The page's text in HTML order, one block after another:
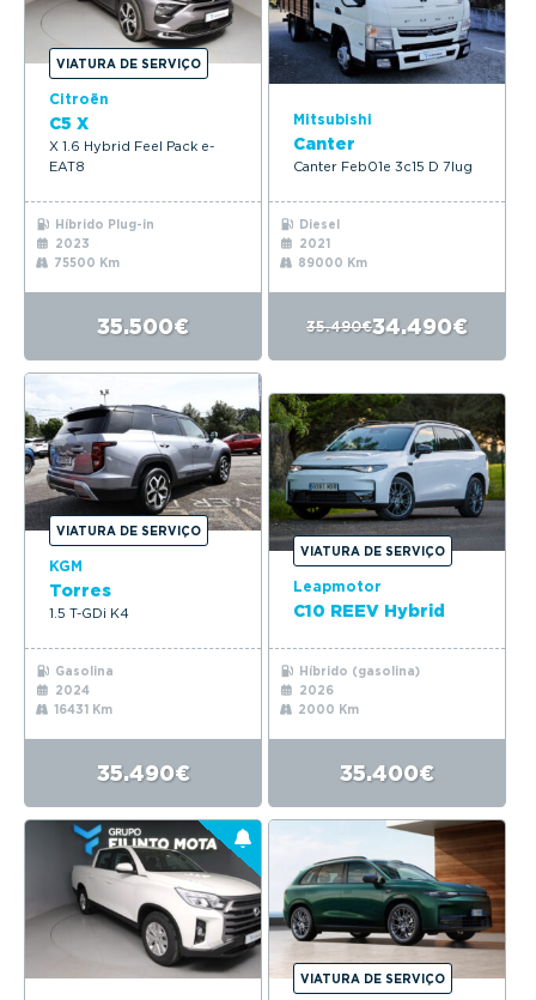
VIATURA DE SERVIÇO
Citroën
C5 X
X 1.6 Hybrid Feel Pack e-
EAT8
Híbrido Plug-in
2023
75500 Km
35.500€
Mitsubishi
Canter
Canter Feb01e 3c15 D 7lug
Diesel
2021
89000 Km
35.490€34.490€
VIATURA DE SERVIÇO
KGM
Torres
1.5 T-GDi K4
Gasolina
2024
16431 Km
35.490€
VIATURA DE SERVIÇO
Leapmotor
C10 REEV Hybrid
Híbrido (gasolina)
2026
2000 Km
35.400€
VIATURA DE SERVIÇO